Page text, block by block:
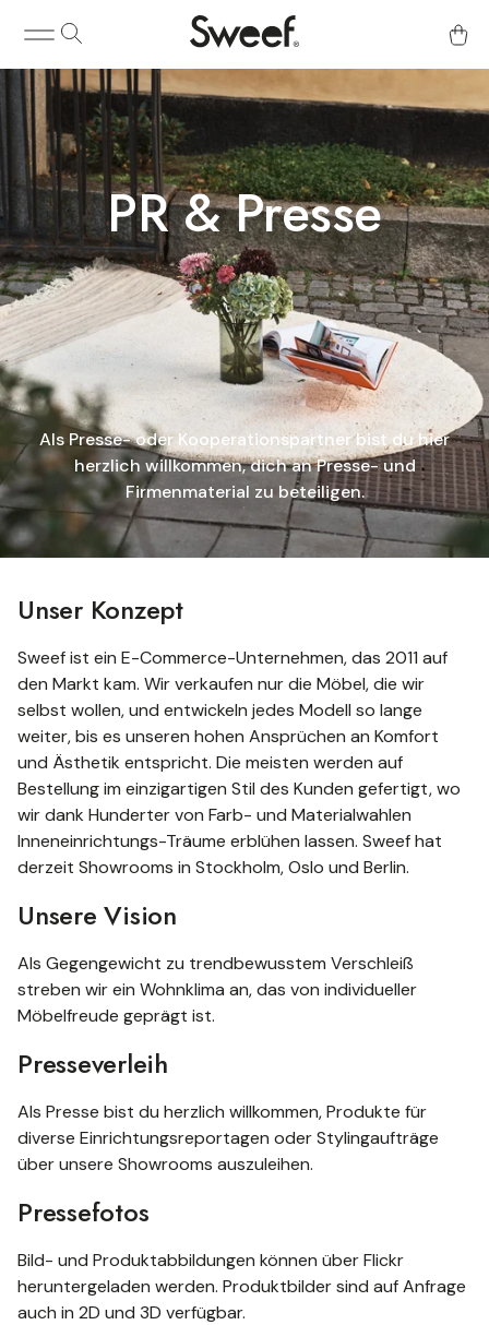
PR & Presse
Als Presse- oder Kooperationspartner bist du hier
herzlich willkommen, dich an Presse- und
Firmenmaterial zu beteiligen.
Unser Konzept
Sweef ist ein E-Commerce-Unternehmen, das 2011 auf
den Markt kam. Wir verkaufen nur die Möbel, die wir
selbst wollen, und entwickeln jedes Modell so lange
weiter, bis es unseren hohen Ansprüchen an Komfort
und Ästhetik entspricht. Die meisten werden auf
Bestellung im einzigartigen Stil des Kunden gefertigt, wo
wir dank Hunderter von Farb- und Materialwahlen
Inneneinrichtungs-Träume erblühen lassen. Sweef hat
derzeit Showrooms in Stockholm, Oslo und Berlin.
Unsere Vision
Als Gegengewicht zu trendbewusstem Verschleiß
streben wir ein Wohnklima an, das von individueller
Möbelfreude geprägt ist.
Presseverleih
Als Presse bist du herzlich willkommen, Produkte für
diverse Einrichtungsreportagen oder Stylingaufträge
über unsere Showrooms auszuleihen.
Pressefotos
Bild- und Produktabbildungen können über Flickr
heruntergeladen werden. Produktbilder sind auf Anfrage
auch in 2D und 3D verfügbar.